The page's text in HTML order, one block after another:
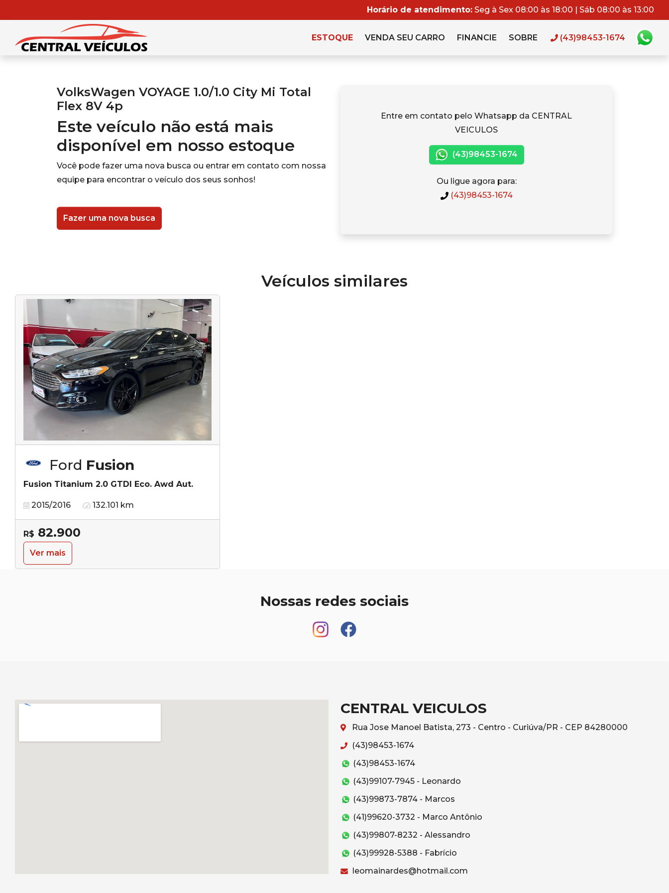
Horário de atendimento: Seg à Sex 08:00 às 18:00 | Sáb 08:00 às 13:00
ESTOQUE VENDA SEU CARRO FINANCIE SOBRE (43)98453-1674
VolksWagen VOYAGE 1.0/1.0 City Mi Total
Flex 8V 4p
Este veículo não está mais
disponível em nosso estoque
Você pode fazer uma nova busca ou entrar em contato com nossa
equipe para encontrar o veículo dos seus sonhos!
Fazer uma nova busca
Entre em contato pelo Whatsapp da CENTRAL
VEICULOS
(43)98453-1674
Ou ligue agora para:
(43)98453-1674
Veículos similares
Ford Fusion
Fusion Titanium 2.0 GTDI Eco. Awd Aut.
2015/2016 132.101 km
R$ 82.900
Ver mais
Nossas redes sociais
CENTRAL VEICULOS
Rua Jose Manoel Batista, 273 - Centro - Curiúva/PR - CEP 84280000
(43)98453-1674
(43)98453-1674
(43)99107-7945 - Leonardo
(43)99873-7874 - Marcos
(41)99620-3732 - Marco Antônio
(43)99807-8232 - Alessandro
(43)99928-5388 - Fabrício
leomainardes@hotmail.com